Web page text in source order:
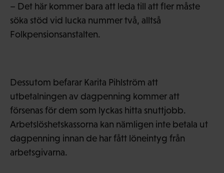
– Det här kommer bara att leda till att fler måste
söka stöd vid lucka nummer två, alltså
Folkpensionsanstalten.
Dessutom befarar Karita Pihlström att
utbetalningen av dagpenning kommer att
försenas för dem som lyckas hitta snuttjobb.
Arbetslöshetskassorna kan nämligen inte betala ut
dagpenning innan de har fått löneintyg från
arbetsgivarna.